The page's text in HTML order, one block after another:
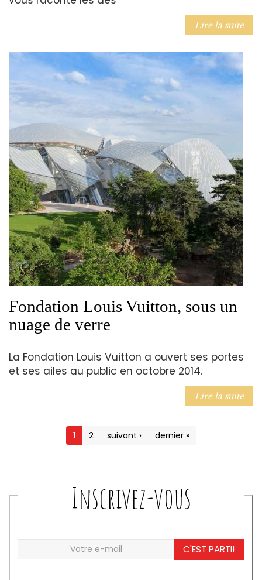
Lire la suite
Fondation Louis Vuitton, sous un
nuage de verre
La Fondation Louis Vuitton a ouvert ses portes
et ses ailes au public en octobre 2014.
Lire la suite
1 2 suivant › dernier »
Inscrivez-vous
C'EST PARTI!